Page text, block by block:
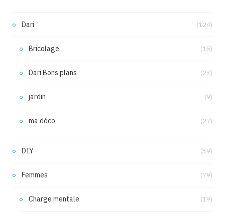
Dari (124)
Bricolage (15)
Dari Bons plans (23)
jardin (9)
ma déco (27)
DIY (39)
Femmes (79)
Charge mentale (19)